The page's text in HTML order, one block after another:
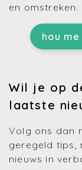
en omstreken.
hou
Wil je op
laatste
Volg ons dan
geregeld tips,
nieuws in